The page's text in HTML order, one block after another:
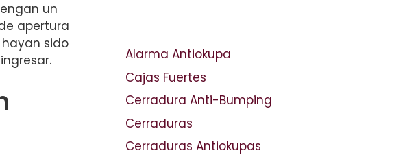
un
apertura
sido
Alarma Antiokupa
Cajas Fuertes
Cerradura Anti-Bumping
Cerraduras
Cerraduras Antiokupas